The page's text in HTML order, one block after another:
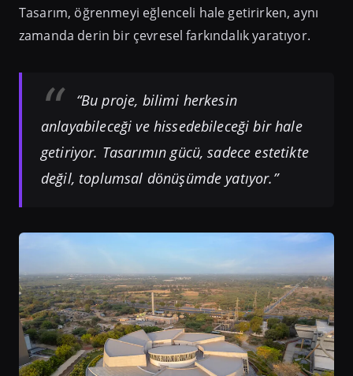
Tasarım, öğrenmeyi eğlenceli hale getirirken, aynı
zamanda derin bir çevresel farkındalık yaratıyor.
“Bu proje, bilimi herkesin
anlayabileceği ve hissedebileceği bir hale
getiriyor. Tasarımın gücü, sadece estetikte
değil, toplumsal dönüşümde yatıyor.”